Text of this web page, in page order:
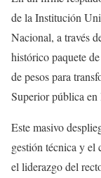
de la Institución
Nacional, a través
histórico paquete
de pesos para
Superior pública en
Este masivo
gestión técnica y
el liderazgo del